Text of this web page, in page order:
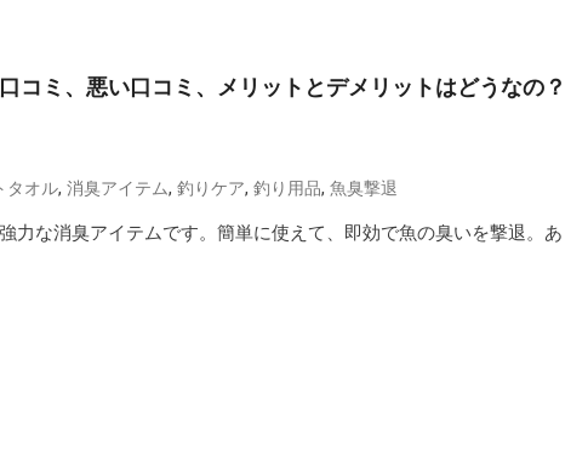
コミ、悪い口コミ、メリットとデメリットはどうなの？
タオル, 消臭アイテム, 釣りケア, 釣り用品, 魚臭撃退
力な消臭アイテムです。簡単に使えて、即効で魚の臭いを撃退。あ